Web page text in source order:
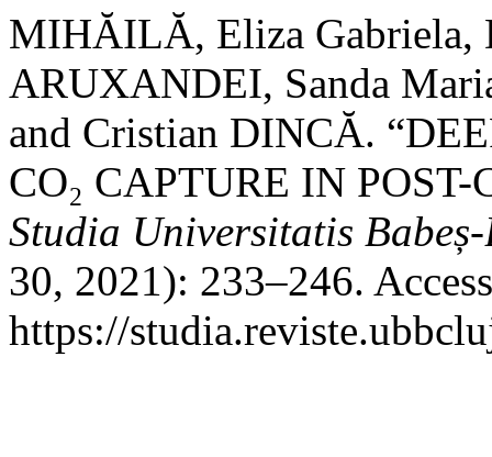
MIHĂILĂ, Eliza Gabriela,
ARUXANDEI, Sanda
and Cristian DINCĂ.
CO₂ CAPTURE IN
Studia Universitatis
30, 2021): 233–246.
https://